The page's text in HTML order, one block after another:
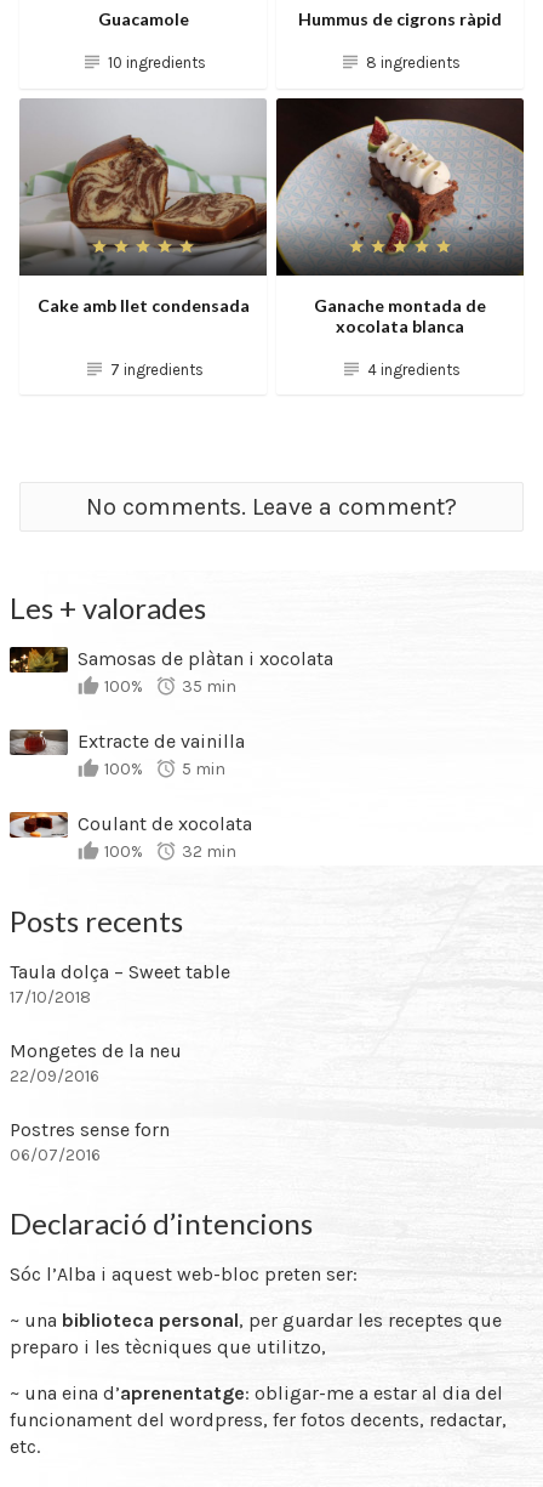
Guacamole
10 ingredients
Hummus de cigrons ràpid
8 ingredients
Cake amb llet condensada
7 ingredients
Ganache montada de
xocolata blanca
4 ingredients
No comments. Leave a comment?
Les + valorades
Samosas de plàtan i xocolata
100% 35 min
Extracte de vainilla
100% 5 min
Coulant de xocolata
100% 32 min
Posts recents
Taula dolça – Sweet table
17/10/2018
Mongetes de la neu
22/09/2016
Postres sense forn
06/07/2016
Declaració d’intencions
Sóc l’Alba i aquest web-bloc preten ser:
~ una biblioteca personal, per guardar les receptes que
preparo i les tècniques que utilitzo,
~ una eina d’aprenentatge: obligar-me a estar al dia del
funcionament del wordpress, fer fotos decents, redactar,
etc.